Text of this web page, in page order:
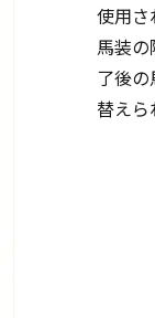
使用さ
馬装
了後
替えら